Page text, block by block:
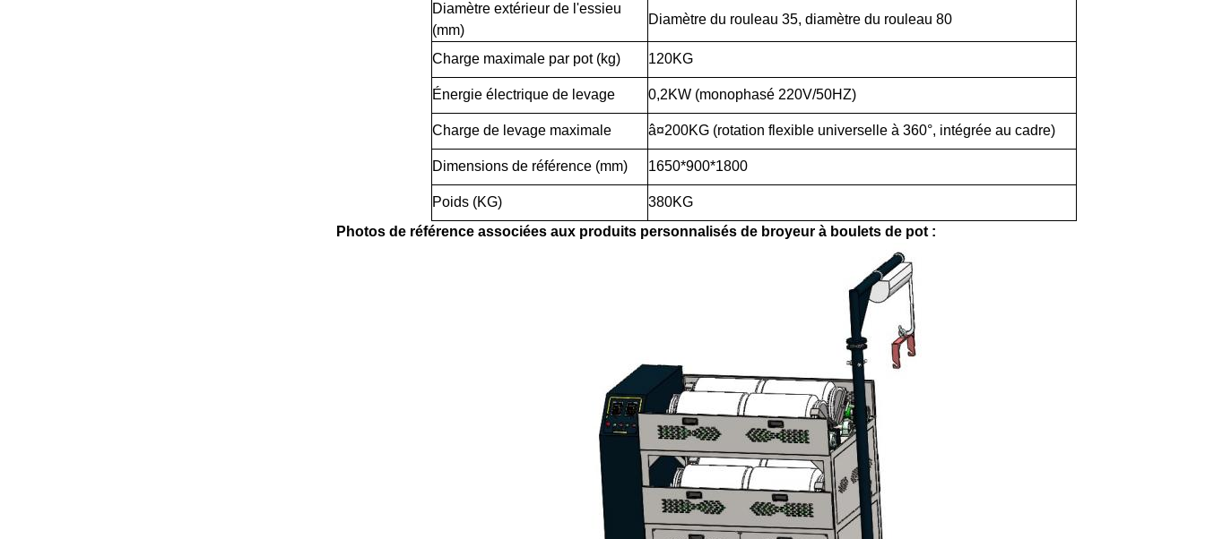
Diamètre extérieur de l'essieu
(mm)
Diamètre du rouleau 35, diamètre du rouleau 80
Charge maximale par pot (kg) 120KG
Énergie électrique de levage 0,2KW (monophasé 220V/50HZ)
Charge de levage maximale â¤200KG (rotation flexible universelle à 360°, intégrée au cadre)
Dimensions de référence (mm) 1650*900*1800
Poids (KG)
380KG
Photos de référence associées aux produits personnalisés de broyeur à boulets de pot :